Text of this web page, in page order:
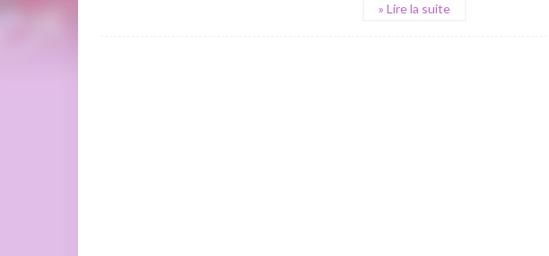
» Lire la suite